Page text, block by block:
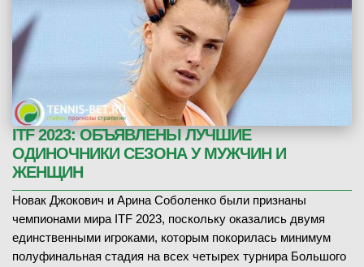
ITF 2023: ОБЪЯВЛЕНЫ ЛУЧШИЕ
ОДИНОЧНИКИ СЕЗОНА У МУЖЧИН И
ЖЕНЩИН
Новак Джокович и Арина Соболенко были признаны
чемпионами мира ITF 2023, поскольку оказались двумя
единственными игроками, которым покорилась минимум
полуфинальная стадия на всех четырех турнира Большого